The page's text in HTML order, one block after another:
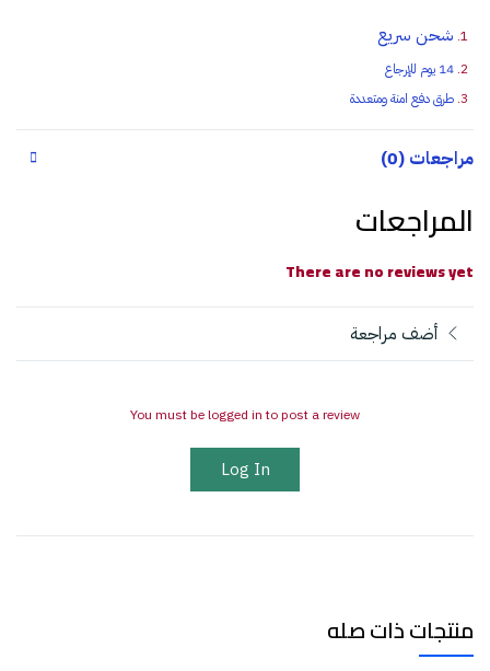
شحن سريع
14 يوم للإرجاع
طرق دفع امنة ومتعددة
مراجعات (0)
المراجعات
There are no reviews yet
أضف مراجعة
You must be logged in to post a review
Log In
منتجات ذات صله